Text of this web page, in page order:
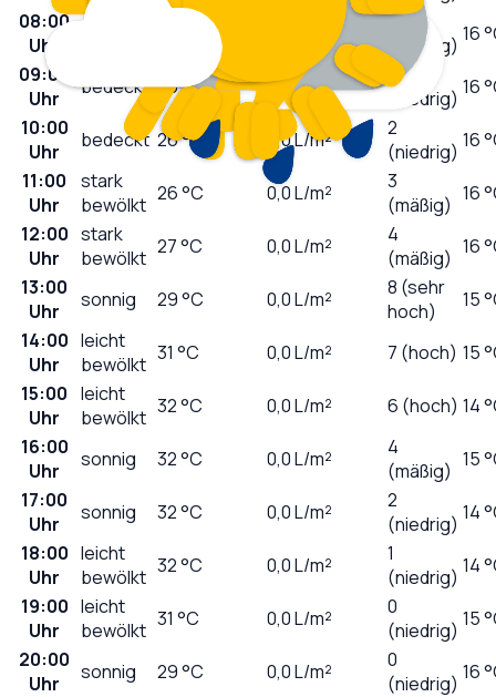
08:00
Uhr
1
(niedrig) 16
09:00
Uhr
bedeckt 25°C 0,0 L/m²
(niedrig) 16
10:00
Uhr
bedeckt 26°C 0,0L/m²
2
(niedrig) 16
11:00
Uhr
stark
bewölkt 26°C 0,0L/m²
3
(mäßig) 16
12:00
Uhr
stark
bewölkt 27°C 0,0L/m²
4
(mäßig) 16
13:00
Uhr
sonnig 29°C 0,0L/m²
8 (sehr
hoch)
15
14:00
Uhr
leicht
bewölkt 31 °C 0,0L/m² 7 (hoch) 15
15:00
Uhr
leicht
bewölkt 32°C 0,0L/m² 6 (hoch) 14
16:00
Uhr
sonnig 32°C 0,0L/m²
4
(mäßig) 15
17:00
Uhr
sonnig 32°C 0,0L/m²
2
(niedrig) 14
18:00
Uhr
leicht
bewölkt 32°C 0,0L/m²
1
(niedrig) 14
19:00
Uhr
leicht
bewölkt 31 °C 0,0L/m²
0
(niedrig) 15
20:00
Uhr
sonnig 29°C 0,0L/m²
0
(niedrig) 16